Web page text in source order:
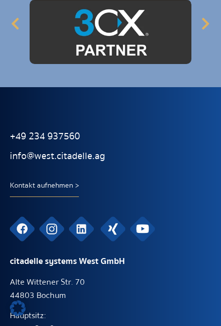
+49 234 937560
info@west.citadelle.ag
Kontakt aufnehmen >
citadelle systems West GmbH
Alte Wittener Str. 70
44803 Bochum
Hauptsitz: